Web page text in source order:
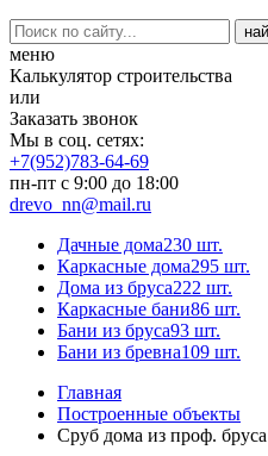
меню
Калькулятор строительства
или
Заказать звонок
Мы в соц. сетях:
+7(952)783-64-69
пн-пт с 9:00 до 18:00
drevo_nn@mail.ru
Дачные дома230 шт.
Каркасные дома295 шт.
Дома из бруса222 шт.
Каркасные бани86 шт.
Бани из бруса93 шт.
Бани из бревна109 шт.
Главная
Построенные объекты
Сруб дома из проф.